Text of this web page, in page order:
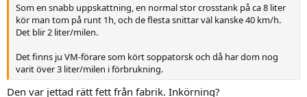
Som en snabb uppskattning, en normal stor crosstank på ca 8 liter
kör man tom på runt 1h, och de flesta snittar väl kanske 40 km/h.
Det blir 2 liter/milen.
Det finns ju VM-förare som kört soppatorsk och då har dom nog
varit över 3 liter/milen i förbrukning.
Den var jettad rätt fett från fabrik. Inkörning?